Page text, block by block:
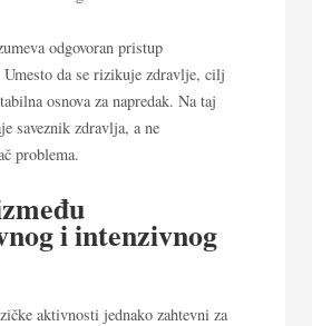
odgovoran pristup
Umesto da se rizikuje zdravlje, cilj
osnova za napredak. Na taj
saveznik zdravlja, a ne
problema.
i intenzivnog
aktivnosti jednako zahtevni za